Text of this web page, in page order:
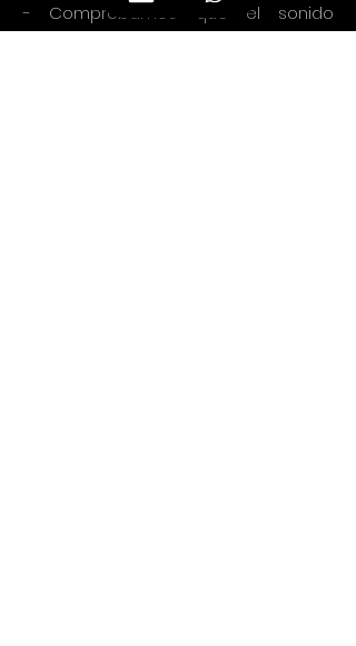
- Comprobamos que el sonido
propio de la sala es suficiente para